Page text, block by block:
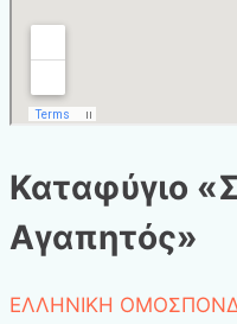
Καταφύγιο
Αγαπητός»
ΕΛΛΗΝΙΚΗ